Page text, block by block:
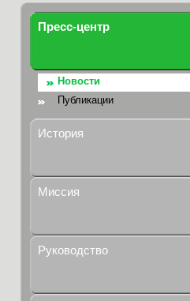
Пресс-центр
Новости
Публикации
История
Миссия
Руководство